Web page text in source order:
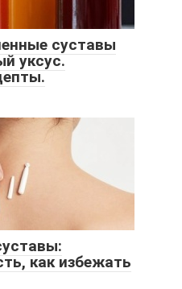
суставы
уксус.
как избежать